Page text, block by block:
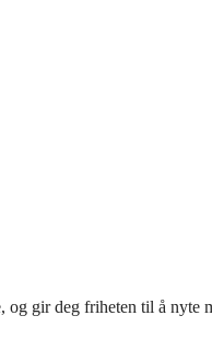
gir deg friheten til å nyte